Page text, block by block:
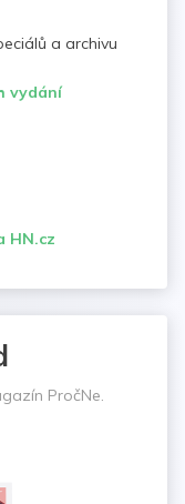
a archivu
vydání
HN.cz
PročNe.